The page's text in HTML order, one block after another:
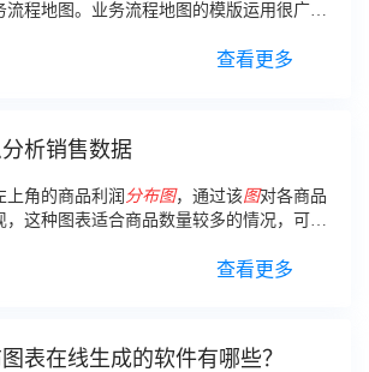
流程地图。业务流程地图的模版运用很广，
么怎么做地图 查看更多
析销售数据
上角的商品利润 分布图，通过该图对各商品
这种图表适合商品数量较多的情况，可以
查看更多
表在线生成的软件有哪些？